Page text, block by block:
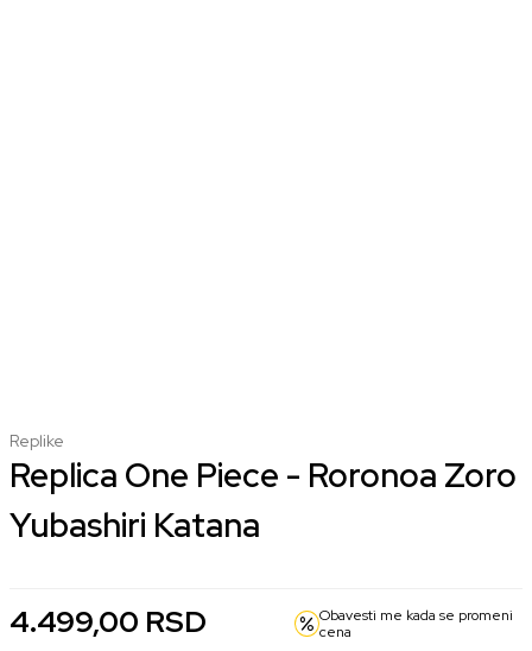
Replike
Replica One Piece - Roronoa Zoro
Yubashiri Katana
4.499,00 RSD
Obavesti me kada se promeni
cena